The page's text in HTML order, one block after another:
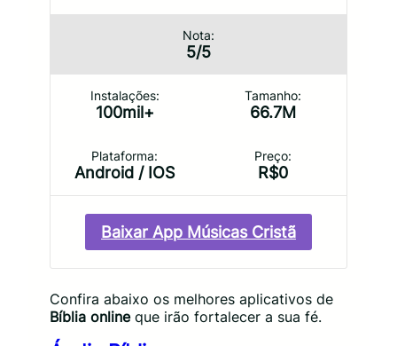
Nota:
5/5
Instalações:
100mil+
Tamanho:
66.7M
Plataforma:
Android / IOS
Preço:
R$0
Baixar App Músicas Cristã
Confira abaixo os melhores aplicativos de
Bíblia onlineque irão fortalecer a sua fé.